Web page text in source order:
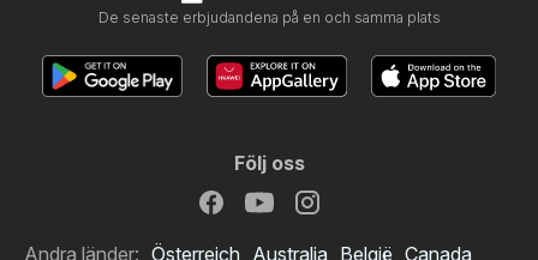
De senaste erbjudandena på en och samma plats
Följ oss
Andra länder: Österreich Australia België Canada